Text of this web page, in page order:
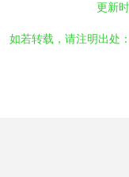
更新
如若转载，请注明出处